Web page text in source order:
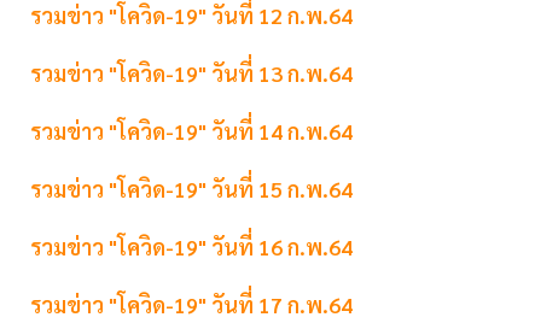
รวมข่าว "โควิด-19" วันที่ 12 ก.พ.64
รวมข่าว "โควิด-19" วันที่ 13 ก.พ.64
รวมข่าว "โควิด-19" วันที่ 14 ก.พ.64
รวมข่าว "โควิด-19" วันที่ 15 ก.พ.64
รวมข่าว "โควิด-19" วันที่ 16 ก.พ.64
รวมข่าว "โควิด-19" วันที่ 17 ก.พ.64